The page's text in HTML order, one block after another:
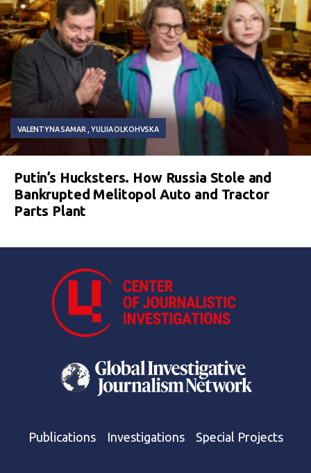
VALENTYNA SAMAR YULIIA OLKOHVSKA
Putin’s Hucksters. How Russia Stole and
Bankrupted Melitopol Auto and Tractor
Parts Plant
Publications Investigations Special Projects